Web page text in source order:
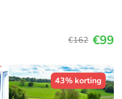
€162 €99
43% korting